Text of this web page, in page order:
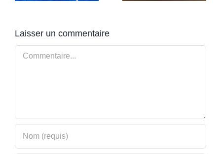
Laisser un commentaire
Commentaire